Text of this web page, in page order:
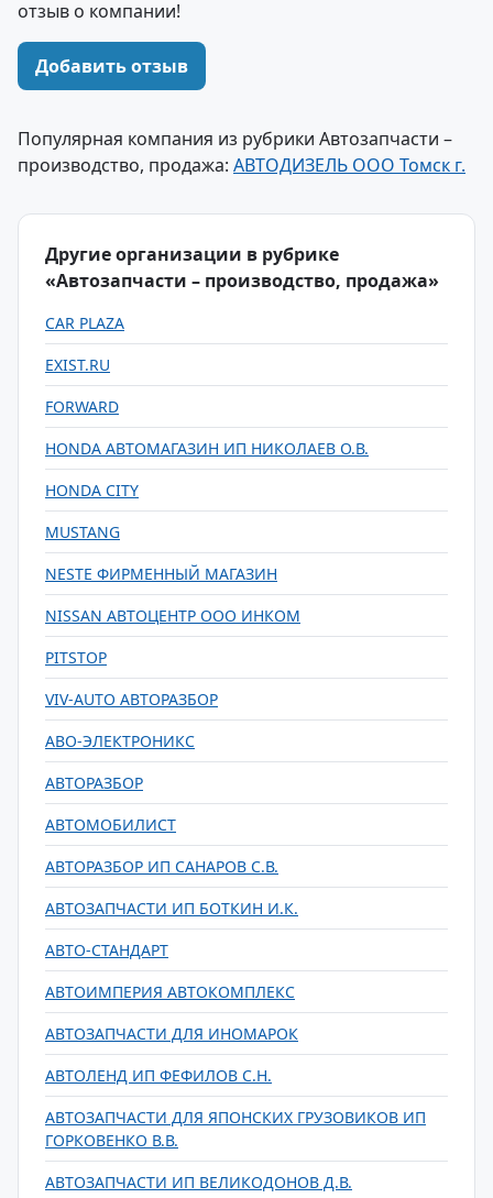
отзыв о компании!
Добавить отзыв
Популярная компания из рубрики Автозапчасти –
производство, продажа: АВТОДИЗЕЛЬ ООО Томск г.
Другие организации в рубрике
«Автозапчасти – производство, продажа»
CAR PLAZA
EXIST.RU
FORWARD
HONDA АВТОМАГАЗИН ИП НИКОЛАЕВ О.В.
HONDA CITY
MUSTANG
NESTE ФИРМЕННЫЙ МАГАЗИН
NISSAN АВТОЦЕНТР ООО ИНКОМ
PITSTOP
VIV-AUTO АВТОРАЗБОР
АВО-ЭЛЕКТРОНИКС
АВТОРАЗБОР
АВТОМОБИЛИСТ
АВТОРАЗБОР ИП САНАРОВ С.В.
АВТОЗАПЧАСТИ ИП БОТКИН И.К.
АВТО-СТАНДАРТ
АВТОИМПЕРИЯ АВТОКОМПЛЕКС
АВТОЗАПЧАСТИ ДЛЯ ИНОМАРОК
АВТОЛЕНД ИП ФЕФИЛОВ С.Н.
АВТОЗАПЧАСТИ ДЛЯ ЯПОНСКИХ ГРУЗОВИКОВ ИП
ГОРКОВЕНКО В.В.
АВТОЗАПЧАСТИ ИП ВЕЛИКОДОНОВ Д.В.